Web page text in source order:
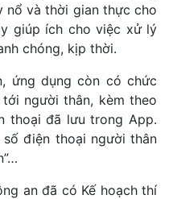
nổ và thời gian thực cho
giúp ích cho việc xử lý
chóng, kịp thời.
ứng dụng còn có chức
người thân, kèm theo
thoại đã lưu trong App.
điện thoại người thân
an đã có Kế hoạch thí